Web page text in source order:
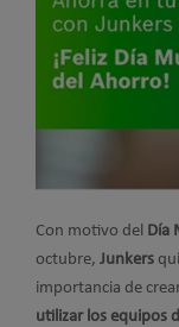
Con motivo del Día
octubre, Junkers
importancia de
utilizar los equipos